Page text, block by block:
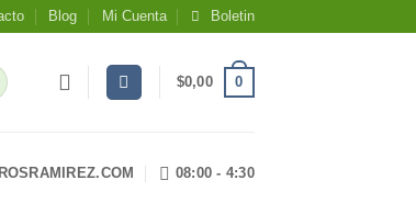
Blog Mi Cuenta Boletin
$0,00 0
08:00 - 4:30